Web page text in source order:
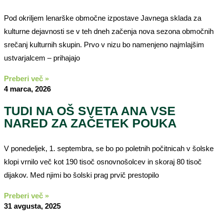
Pod okriljem lenarške območne izpostave Javnega sklada za
kulturne dejavnosti se v teh dneh začenja nova sezona območnih
srečanj kulturnih skupin. Prvo v nizu bo namenjeno najmlajšim
ustvarjalcem – prihajajo
Preberi več »
4 marca, 2026
TUDI NA OŠ SVETA ANA VSE
NARED ZA ZAČETEK POUKA
V ponedeljek, 1. septembra, se bo po poletnih počitnicah v šolske
klopi vrnilo več kot 190 tisoč osnovnošolcev in skoraj 80 tisoč
dijakov. Med njimi bo šolski prag prvič prestopilo
Preberi več »
31 avgusta, 2025